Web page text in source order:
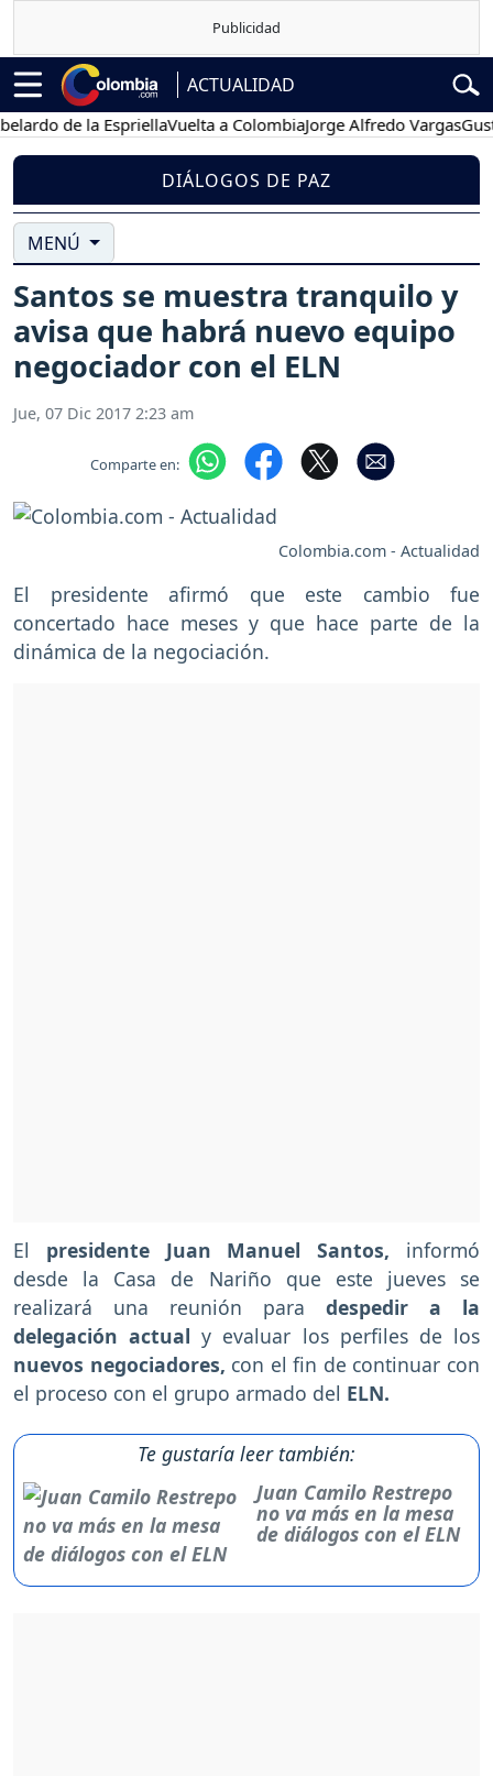
ACTUALIDAD
de la EspriellaVuelta a ColombiaJorge Alfredo VargasGustavo
DIÁLOGOS DE PAZ
MENÚ
Santos se muestra tranquilo y
avisa que habrá nuevo equipo
negociador con el ELN
Jue, 07 Dic 2017 2:23 am
Comparte en:
Colombia.com - Actualidad
El presidente afirmó que este cambio fue
concertado hace meses y que hace parte de la
dinámica de la negociación.
El presidente Juan Manuel Santos, informó
desde la Casa de Nariño que este jueves se
realizará una reunión para despedir a la
delegación actualy evaluar los perfiles de los
nuevos negociadores, con el fin de continuar con
el proceso con el grupo armado del ELN.
Te gustaría leer también:
Juan Camilo Restrepo
no va más en la mesa
de diálogos con el ELN